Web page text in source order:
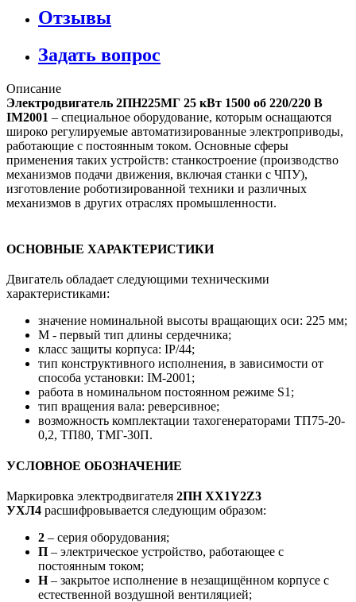
Отзывы
Задать вопрос
Описание
Электродвигатель 2ПН225МГ 25 кВт 1500 об 220/220 В
IM2001 – специальное оборудование, которым оснащаются
широко регулируемые автоматизированные электроприводы,
работающие с постоянным током. Основные сферы
применения таких устройств: станкостроение (производство
механизмов подачи движения, включая станки с ЧПУ),
изготовление роботизированной техники и различных
механизмов в других отраслях промышленности.
ОСНОВНЫЕ ХАРАКТЕРИСТИКИ
Двигатель обладает следующими техническими
характеристиками:
значение номинальной высоты вращающих оси: 225 мм;
М - первый тип длины сердечника;
класс защиты корпуса: IP/44;
тип конструктивного исполнения, в зависимости от
способа установки: IM-2001;
работа в номинальном постоянном режиме S1;
тип вращения вала: реверсивное;
возможность комплектации тахогенераторами ТП75-20-
0,2, ТП80, ТМГ-30П.
УСЛОВНОЕ ОБОЗНАЧЕНИЕ
Маркировка электродвигателя 2ПН ХХ1Y2Z3
УХЛ4 расшифровывается следующим образом:
2 – серия оборудования;
П – электрическое устройство, работающее с
постоянным током;
Н– закрытое исполнение в незащищённом корпусе с
естественной воздушной вентиляцией;